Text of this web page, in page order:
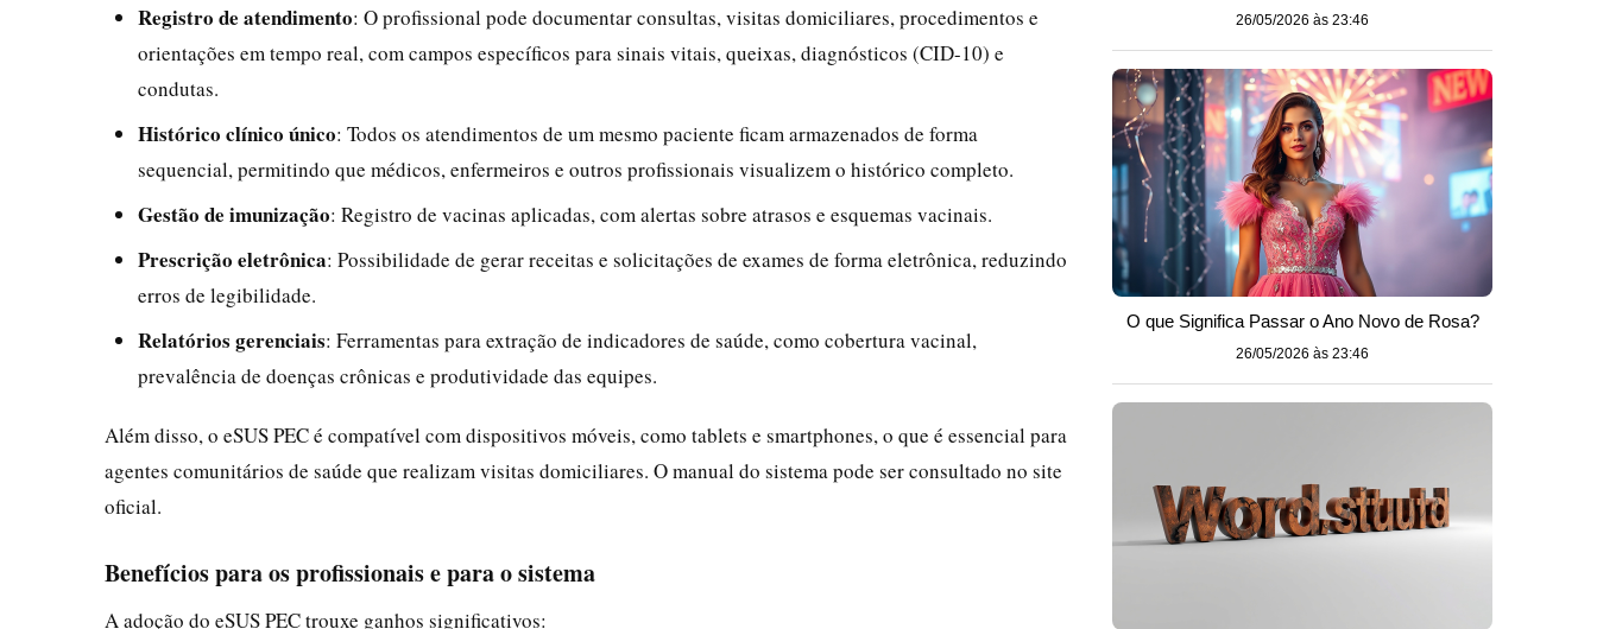
Registro de atendimento: O profissional pode documentar consultas, visitas domiciliares, procedimentos e
orientações em tempo real, com campos específicos para sinais vitais, queixas, diagnósticos (CID-10) e
condutas.
Histórico clínico único: Todos os atendimentos de um mesmo paciente ficam armazenados de forma
sequencial, permitindo que médicos, enfermeiros e outros profissionais visualizem o histórico completo.
Gestão de imunização: Registro de vacinas aplicadas, com alertas sobre atrasos e esquemas vacinais.
Prescrição eletrônica: Possibilidade de gerar receitas e solicitações de exames de forma eletrônica, reduzindo
erros de legibilidade.
Relatórios gerenciais: Ferramentas para extração de indicadores de saúde, como cobertura vacinal,
prevalência de doenças crônicas e produtividade das equipes.
Além disso, o eSUS PEC é compatível com dispositivos móveis, como tablets e smartphones, o que é essencial para
agentes comunitários de saúde que realizam visitas domiciliares. O manual do sistema pode ser consultado no site
oficial.
Benefícios para os profissionais e para o sistema
A adoção do eSUS PEC trouxe ganhos significativos:
26/05/2026 às 23:46
O que Significa Passar o Ano Novo de Rosa?
26/05/2026 às 23:46